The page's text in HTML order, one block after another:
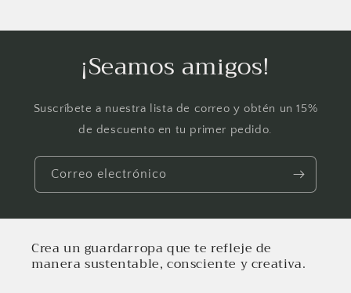
¡Seamos amigos!
Suscríbete a nuestra lista de correo y obtén un 15%
de descuento en tu primer pedido.
Correo electrónico
Crea un guardarropa que te refleje de
manera sustentable, consciente y creativa.